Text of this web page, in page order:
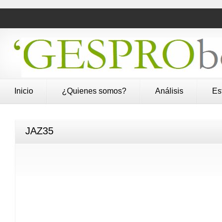
Inicio ¿Quienes somos? Análisis
JAZ35